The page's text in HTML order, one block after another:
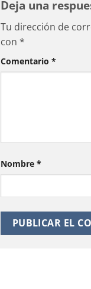
Deja una
Tu dirección de
con *
Comentario *
Nombre *